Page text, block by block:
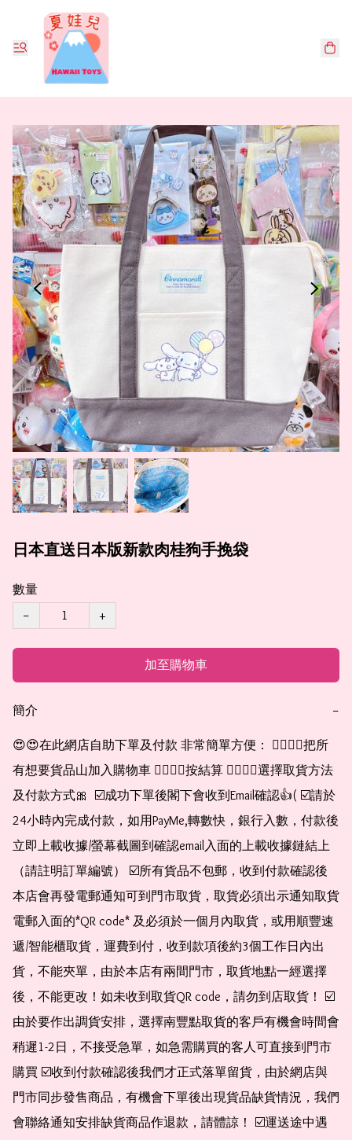
日本直送日本版新款肉桂狗手挽袋
數量
−
+
加至購物車
簡介 −
😍😍在此網店自助下單及付款 非常簡單方便： 👉🏻👉🏻把所
有想要貨品山加入購物車 👉🏻👉🏻按結算 👉🏻👉🏻選擇取貨方法
及付款方式🎀  ☑️成功下單後閣下會收到Email確認👍( ☑️請於
24小時內完成付款，如用PayMe,轉數快，銀行入數，付款後
立即上載收據/螢幕截圖到確認email入面的上載收據鏈結上
（請註明訂單編號） ☑️所有貨品不包郵，收到付款確認後
本店會再發電郵通知可到門市取貨，取貨必須出示通知取貨
電郵入面的*QR code* 及必須於一個月內取貨，或用順豐速
遞/智能櫃取貨，運費到付，收到款項後約3個工作日內出
貨，不能夾單，由於本店有兩間門市，取貨地點一經選擇
後，不能更改！如未收到取貨QR code，請勿到店取貨！ ☑️
由於要作出調貨安排，選擇南豐點取貨的客戶有機會時間會
稍遲1-2日，不接受急單，如急需購買的客人可直接到門市
購買 ☑️收到付款確認後我們才正式落單留貨，由於網店與
門市同步發售商品，有機會下單後出現貨品缺貨情況，我們
會聯絡通知安排缺貨商品作退款，請體諒！ ☑️運送途中遇